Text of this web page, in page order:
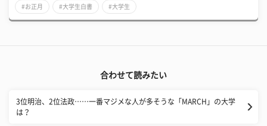
#お正月 #大学生白書 #大学生
合わせて読みたい
3位明治、2位法政……一番マジメな人が多そうな「MARCH」の大学
は？